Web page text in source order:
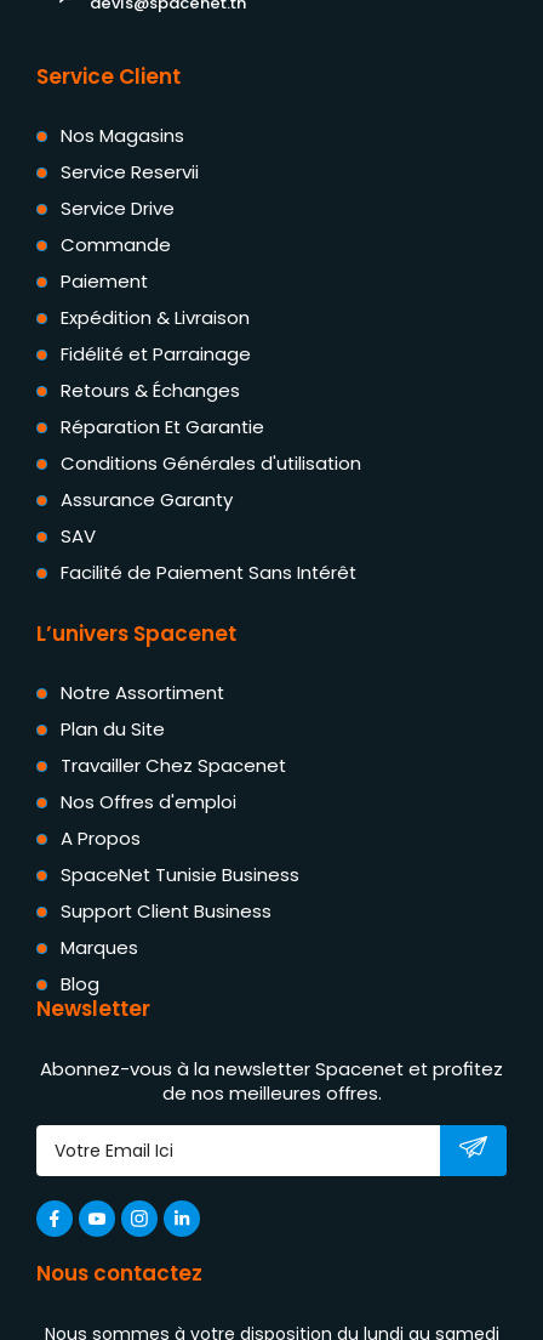
Service Client
Nos Magasins
Service Reservii
Service Drive
Commande
Paiement
Expédition & Livraison
Fidélité et Parrainage
Retours & Échanges
Réparation Et Garantie
Conditions Générales d'utilisation
Assurance Garanty
SAV
Facilité de Paiement Sans Intérêt
L’univers Spacenet
Notre Assortiment
Plan du Site
Travailler Chez Spacenet
Nos Offres d'emploi
A Propos
SpaceNet Tunisie Business
Support Client Business
Marques
Blog
Newsletter
Abonnez-vous à la newsletter Spacenet et profitez
de nos meilleures offres.
Nous contactez
Nous sommes à votre disposition du lundi au samedi